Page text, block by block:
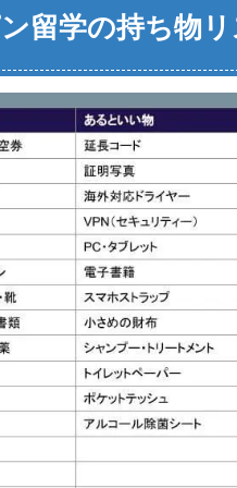
留学の持ち物